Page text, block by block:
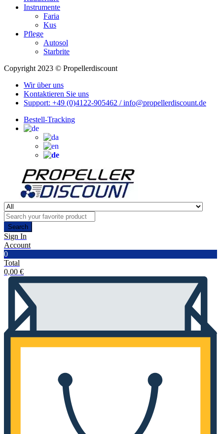
Instrumente
Faria
Kus
Pflege
Autosol
Starbrite
Copyright 2023 © Propellerdiscount
Wir über uns
Kontaktieren Sie uns
Support: +49 (0)4122-905462 / info@propellerdiscount.de
Bestell-Tracking
Search
Sign In
Account
0
Total
0,00 €